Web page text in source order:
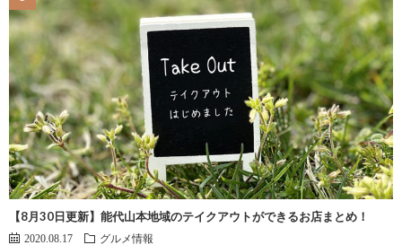
【8月30日更新】能代山本地域のテイクアウトができるお店まとめ！
2020.08.17 グルメ情報